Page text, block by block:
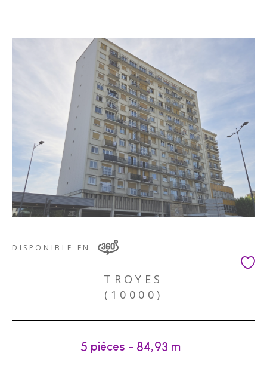
DISPONIBLE EN
TROYES
(10000)
5 pièces - 84,93 m²